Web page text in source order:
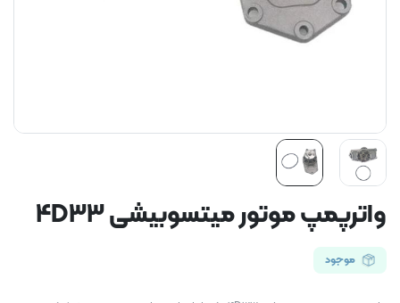
واترپمپ موتور میتسوبیشی 4D33
موجود